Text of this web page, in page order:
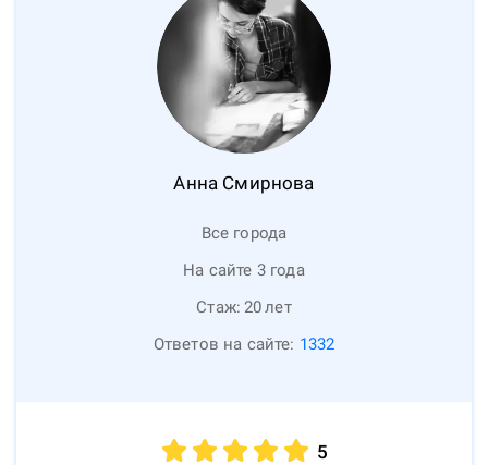
Анна Смирнова
Все города
На сайте 3 года
Стаж: 20лет
Ответов на сайте: 1332
5